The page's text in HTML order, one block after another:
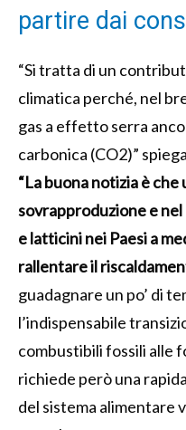
partire dai
“Si tratta di un
climatica perché, nel
gas a effetto serra
carbonica (CO2)”
“La buona notizia è
sovrapproduzione e
e latticini nei Paesi a
rallentare il
guadagnare un po’ di
l’indispensabile
combustibili fossili alle
richiede però una
del sistema alimentare